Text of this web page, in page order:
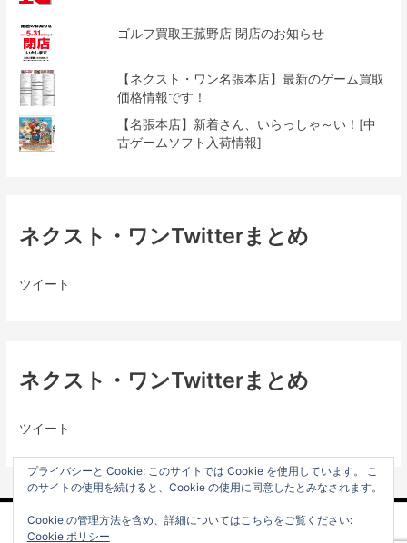
ゴルフ買取王菰野店 閉店のお知らせ
【ネクスト・ワン名張本店】最新のゲーム買取
価格情報です！
【名張本店】新着さん、いらっしゃ～い！[中
古ゲームソフト入荷情報]
ネクスト・ワンTwitterまとめ
ツイート
ネクスト・ワンTwitterまとめ
ツイート
プライバシーと Cookie: このサイトでは Cookie を使用しています。 こ
のサイトの使用を続けると、Cookie の使用に同意したとみなされます。
Cookie の管理方法を含め、詳細についてはこちらをご覧ください:
Cookie ポリシー